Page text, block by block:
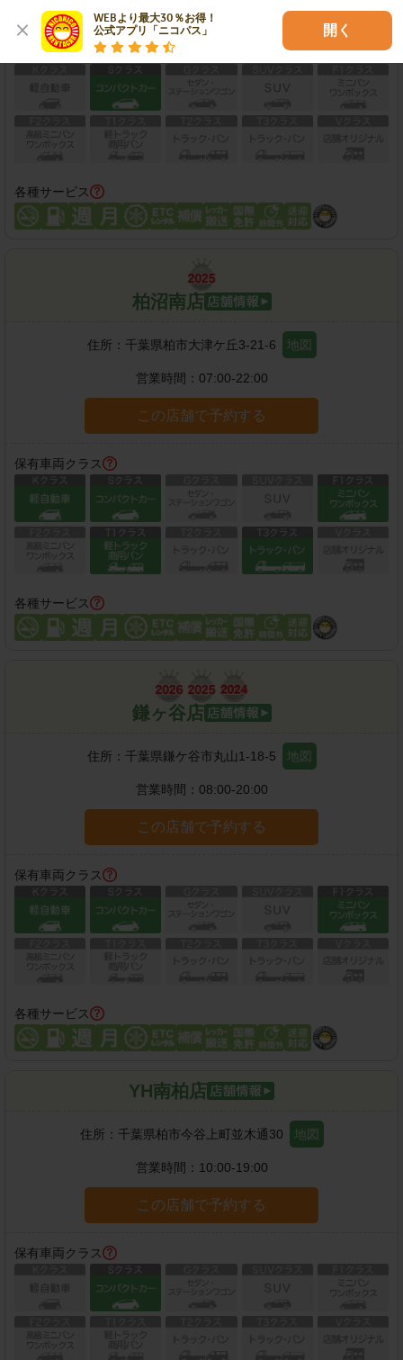
WEBより最大30％お得！
公式アプリ「ニコパス」
開く
保有車両クラス
各種サービス
柏沼南店
住所： 千葉県柏市大津ケ丘3-21-6 地図
営業時間： 07:00-22:00
この店舗で予約する
保有車両クラス
各種サービス
鎌ヶ谷店
住所： 千葉県鎌ケ谷市丸山1-18-5 地図
営業時間： 08:00-20:00
この店舗で予約する
保有車両クラス
各種サービス
YH南柏店
住所： 千葉県柏市今谷上町並木通30 地図
営業時間： 10:00-19:00
この店舗で予約する
保有車両クラス